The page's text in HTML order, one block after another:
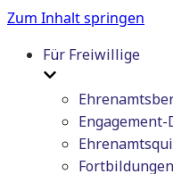
Zum Inhalt springen
Für Freiwillige